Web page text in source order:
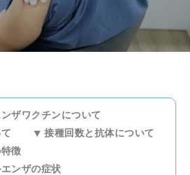
ザワクチンについて
接種回数と抗体について
徴
ンザの症状